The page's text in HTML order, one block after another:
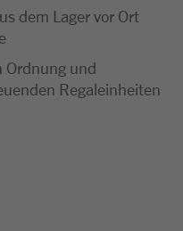
dem Lager vor Ort
Ordnung und
Regaleinheiten